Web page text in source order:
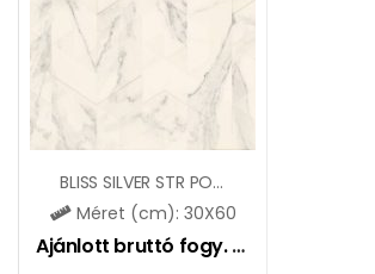
BLISS SILVER STR POLYSK
Méret (cm): 30X60
Ajánlott bruttó fogy. ár: